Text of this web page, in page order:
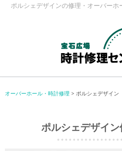
ポルシェデザインの修理・オーバーホ
オーバーホール・時計修理 > ポルシェデザイン
ポルシェデザイ